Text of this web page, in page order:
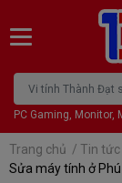
PC Gaming, Monitor,
Trang chủ / Tin tức
Sửa máy tính ở